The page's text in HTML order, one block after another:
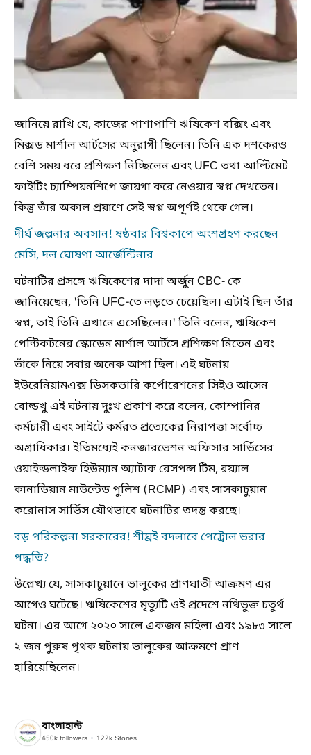
জানিয়ে রাখি যে, কাজের পাশাপাশি ঋষিকেশ বক্সিং এবং
মিক্সড মার্শাল আর্টসের অনুরাগী ছিলেন। তিনি এক দশকেরও
বেশি সময় ধরে প্রশিক্ষণ নিচ্ছিলেন এবং UFC তথা আল্টিমেট
ফাইটিং চ্যাম্পিয়নশিপে জায়গা করে নেওয়ার স্বপ্ন দেখতেন।
কিন্তু তাঁর অকাল প্রয়াণে সেই স্বপ্ন অপূর্ণই থেকে গেল।
দীর্ঘ জল্পনার অবসান! ষষ্ঠবার বিশ্বকাপে অংশগ্রহণ করছেন
মেসি, দল ঘোষণা আর্জেন্টিনার
ঘটনাটির প্রসঙ্গে ঋষিকেশের দাদা অর্জুন CBC- কে
জানিয়েছেন, 'তিনি UFC-তে লড়তে চেয়েছিল। এটাই ছিল তাঁর
স্বপ্ন, তাই তিনি এখানে এসেছিলেন।' তিনি বলেন, ঋষিকেশ
পেন্টিকটনের স্কোডেন মার্শাল আর্টসে প্রশিক্ষণ নিতেন এবং
তাঁকে নিয়ে সবার অনেক আশা ছিল। এই ঘটনায়
ইউরেনিয়ামএক্স ডিসকভারি কর্পোরেশনের সিইও আসেন
বোল্ডখু এই ঘটনায় দুঃখ প্রকাশ করে বলেন, কোম্পানির
কর্মচারী এবং সাইটে কর্মরত প্রত্যেকের নিরাপত্তা সর্বোচ্চ
অগ্রাধিকার। ইতিমধ্যেই কনজারভেশন অফিসার সার্ভিসের
ওয়াইল্ডলাইফ হিউম্যান অ্যাটাক রেসপন্স টিম, রয়্যাল
কানাডিয়ান মাউন্টেড পুলিশ (RCMP) এবং সাসকাচুয়ান
করোনাস সার্ভিস যৌথভাবে ঘটনাটির তদন্ত করছে।
বড় পরিকল্পনা সরকারের! শীঘ্রই বদলাবে পেট্রোল ভরার
পদ্ধতি?
উল্লেখ্য যে, সাসকাচুয়ানে ভালুকের প্রাণঘাতী আক্রমণ এর
আগেও ঘটেছে। ঋষিকেশের মৃত্যুটি ওই প্রদেশে নথিভুক্ত চতুর্থ
ঘটনা। এর আগে ২০২০ সালে একজন মহিলা এবং ১৯৮৩ সালে
২ জন পুরুষ পৃথক ঘটনায় ভালুকের আক্রমণে প্রাণ
হারিয়েছিলেন।
বাংলাহান্ট
450k followers 122k Stories